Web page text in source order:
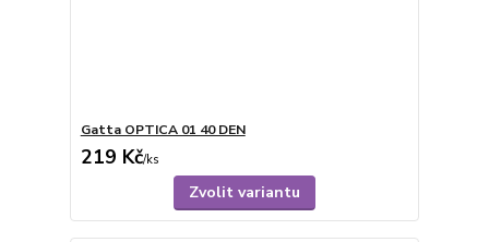
Gatta OPTICA 01 40 DEN
219 Kč/ks
Zvolit variantu